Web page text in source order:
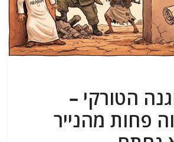
הטורקי –
פחות מהנייר